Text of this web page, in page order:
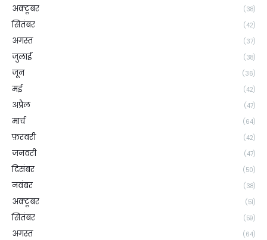
अक्टूबर (38)
सितंबर (42)
अगस्त (37)
जुलाई (38)
जून (36)
मई (42)
अप्रैल (47)
मार्च (64)
फ़रवरी (42)
जनवरी (47)
दिसंबर (50)
नवंबर (38)
अक्टूबर (51)
सितंबर (59)
अगस्त (64)